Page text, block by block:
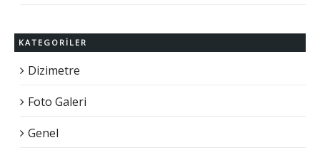
KATEGORILER
Dizimetre
Foto Galeri
Genel